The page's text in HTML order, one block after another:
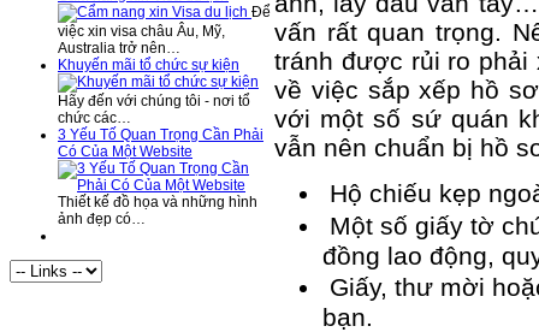
Để
việc xin visa châu Âu, Mỹ,
Australia trở nên…
Khuyến mãi tổ chức sự kiện
Hãy đến với chúng tôi - nơi tổ
chức các…
3 Yếu Tố Quan Trọng Cần Phải
Có Của Một Website
Thiết kế đồ họa và những hình
ảnh đẹp có…
vấn rất quan trọng.
tránh được rủi ro phải
về việc sắp xếp hồ
với một số sứ quán
vẫn nên chuẩn bị hồ
Hộ chiếu kẹp
Một số giấy tờ
đồng lao động,
Giấy, thư mời
bạn.